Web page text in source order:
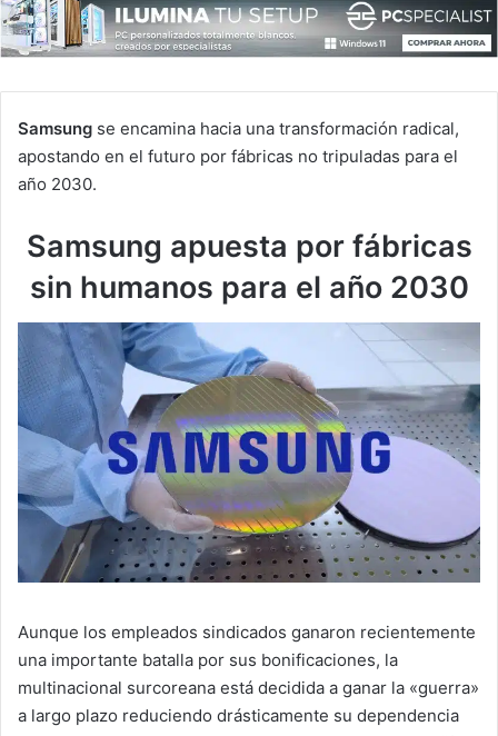
Samsung se encamina hacia una transformación radical,
apostando en el futuro por fábricas no tripuladas para el
año 2030.
Samsung apuesta por fábricas
sin humanos para el año 2030
Aunque los empleados sindicados ganaron recientemente
una importante batalla por sus bonificaciones, la
multinacional surcoreana está decidida a ganar la «guerra»
a largo plazo reduciendo drásticamente su dependencia